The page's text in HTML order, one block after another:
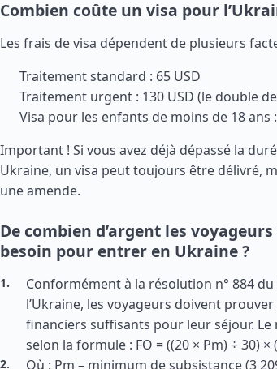
Combien coûte un visa pour
Les frais de visa dépendent de plusieurs
Traitement standard : 65 USD
Traitement urgent : 130 USD (le double
Visa pour les enfants de moins de 18 ans
Important ! Si vous avez déjà dépassé la
Ukraine, un visa peut toujours être délivré,
une amende.
De combien d’argent les
besoin pour entrer en Ukraine ?
Conformément à la résolution n° 884
l’Ukraine, les voyageurs doivent
financiers suffisants pour leur séjour.
selon la formule : FO = ((20 × Pm) ÷ 30) ×
Où : Pm – minimum de subsistance (3